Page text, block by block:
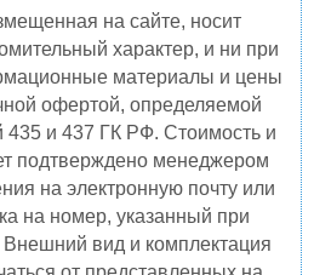
на сайте, носит
характер, и ни при
материалы и цены
офертой, определяемой
и 437 ГК РФ. Стоимость и
подтверждено менеджером
на электронную почту или
на номер, указанный при
вид и комплектация